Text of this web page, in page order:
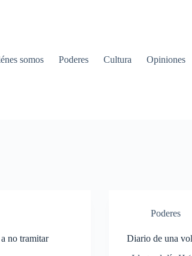
somos Poderes Cultura Opiniones
no tramitar
Poderes
Diario de una